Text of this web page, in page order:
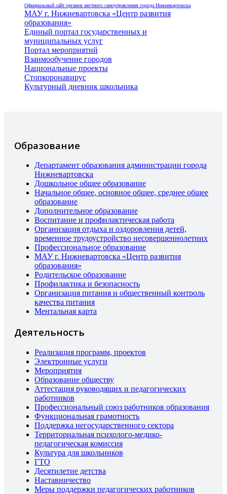
Официальный сайт органов местного самоуправления города Нижневартовска
МАУ г. Нижневартовска «Центр развития
образования»
Единый портал государственных и
муниципальных услуг
Портал мероприятий
Взаимообучение городов
Национальные проекты
Стопкоронавирус
Культурный дневник школьника
Образование
Департамент образования администрации города
Нижневартовска
Дошкольное общее образование
Начальное общее, основное общее, среднее общее
образование
Дополнительное образование
Воспитание и профилактическая работа
Организация отдыха и оздоровления детей,
временное трудоустройство несовершеннолетних
Профессиональное образование
МАУ г. Нижневартовска «Центр развития
образования»
Родительское образование
Профилактика и безопасность
Организация питания и общественный контроль
качества питания
Ментальная карта
Деятельность
Реализация программ, проектов
Электронные услуги
Мероприятия
Образование обществу
Аттестация руководящих и педагогических
работников
Профессиональный союз работников образования
Функциональная грамотность
Поддержка негосударственного сектора
Территориальная психолого-медико-
педагогическая комиссия
Культура для школьников
ГТО
Десятилетие детства
Наставничество
Меры поддержки педагогических работников